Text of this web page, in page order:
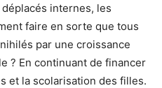
internes, les
faire en sorte que tous
par une croissance
? En continuant de financer
et la scolarisation des filles.